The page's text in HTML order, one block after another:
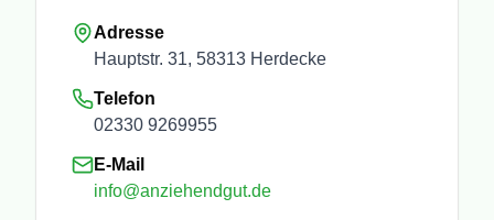
Adresse
Hauptstr. 31, 58313 Herdecke
Telefon
02330 9269955
E-Mail
info@anziehendgut.de